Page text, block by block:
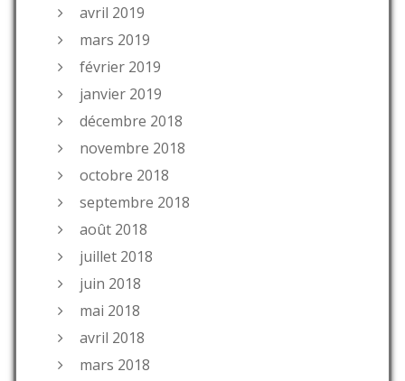
avril 2019
mars 2019
février 2019
janvier 2019
décembre 2018
novembre 2018
octobre 2018
septembre 2018
août 2018
juillet 2018
juin 2018
mai 2018
avril 2018
mars 2018